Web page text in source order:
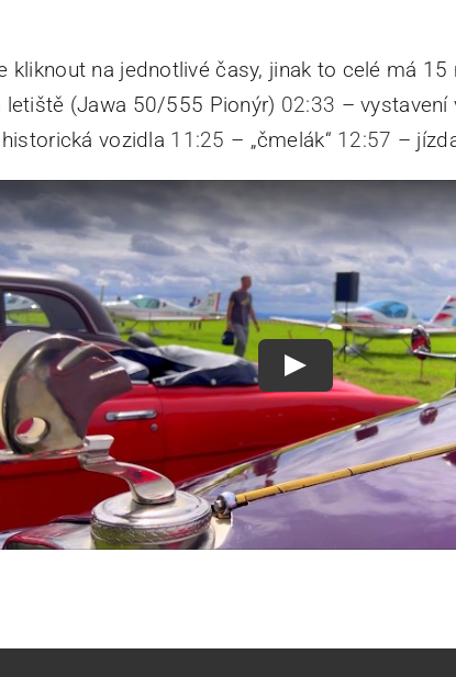
na jednotlivé časy, jinak to celé má
(Jawa 50/555 Pionýr) 02:33 – vystavení
vozidla 11:25 – „čmelák“ 12:57 –